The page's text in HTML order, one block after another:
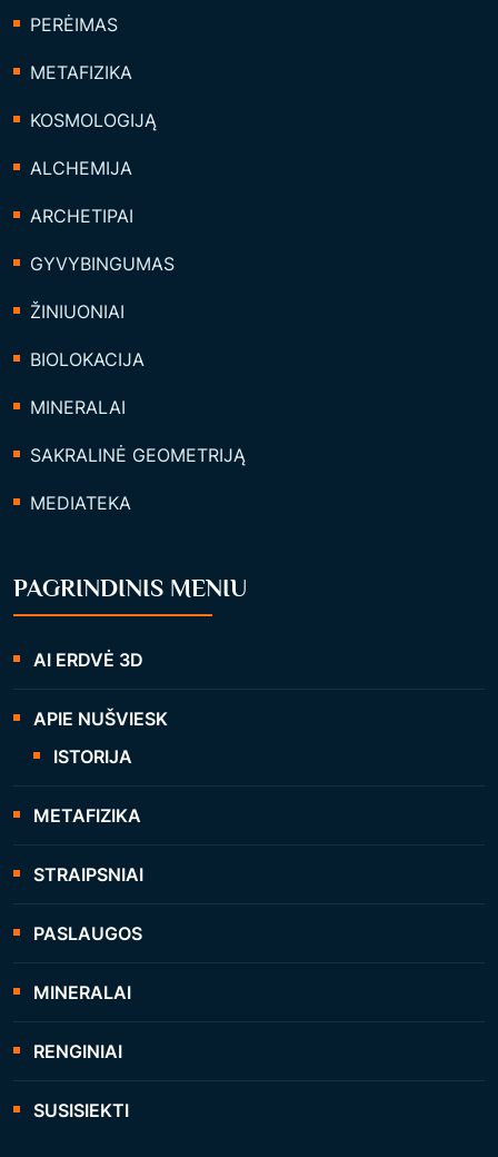
PERĖIMAS
METAFIZIKA
KOSMOLOGIJĄ
ALCHEMIJA
ARCHETIPAI
GYVYBINGUMAS
ŽINIUONIAI
BIOLOKACIJA
MINERALAI
SAKRALINĖ GEOMETRIJĄ
MEDIATEKA
PAGRINDINIS MENIU
AI ERDVĖ 3D
APIE NUŠVIESK
ISTORIJA
METAFIZIKA
STRAIPSNIAI
PASLAUGOS
MINERALAI
RENGINIAI
SUSISIEKTI